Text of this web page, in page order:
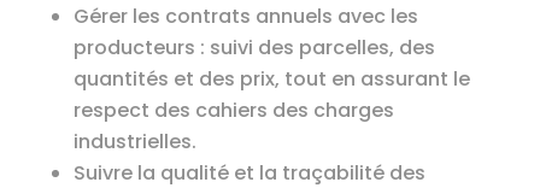
Gérer les contrats annuels avec les
producteurs : suivi des parcelles, des
quantités et des prix, tout en assurant le
respect des cahiers des charges
industrielles.
Suivre la qualité et la traçabilité des